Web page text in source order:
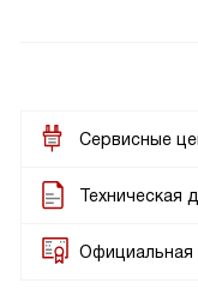
Сервисные
Техническая
Официальная